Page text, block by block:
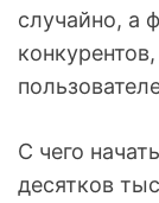
случайно, а
С чего
десятков